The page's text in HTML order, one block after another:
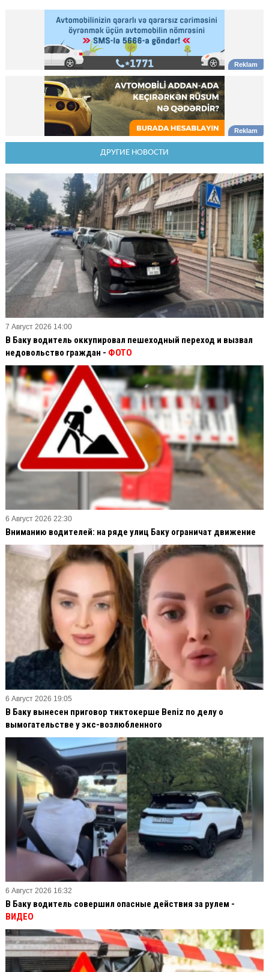
ДРУГИЕ НОВОСТИ
7 Август 2026 14:00
В Баку водитель оккупировал пешеходный переход и вызвал
недовольство граждан - ФОТО
6 Август 2026 22:30
Вниманию водителей: на ряде улиц Баку ограничат движение
6 Август 2026 19:05
В Баку вынесен приговор тиктокерше Beniz по делу о
вымогательстве у экс-возлюбленного
6 Август 2026 16:32
В Баку водитель совершил опасные действия за рулем -
ВИДЕО